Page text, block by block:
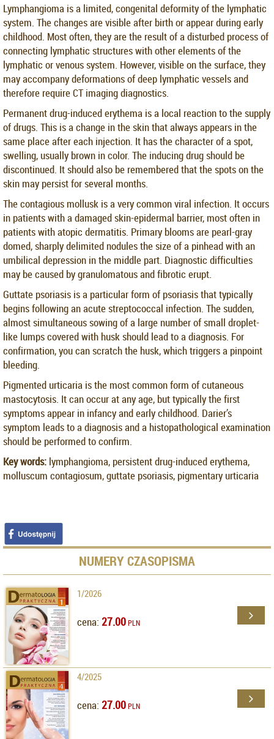
Lymphangioma is a limited, congenital deformity of the lymphatic
system. The changes are visible after birth or appear during early
childhood. Most often, they are the result of a disturbed process of
connecting lymphatic structures with other elements of the
lymphatic or venous system. However, visible on the surface, they
may accompany deformations of deep lymphatic vessels and
therefore require CT imaging diagnostics.
Permanent drug-induced erythema is a local reaction to the supply
of drugs. This is a change in the skin that always appears in the
same place after each injection. It has the character of a spot,
swelling, usually brown in color. The inducing drug should be
discontinued. It should also be remembered that the spots on the
skin may persist for several months.
The contagious mollusk is a very common viral infection. It occurs
in patients with a damaged skin-epidermal barrier, most often in
patients with atopic dermatitis. Primary blooms are pearl-gray
domed, sharply delimited nodules the size of a pinhead with an
umbilical depression in the middle part. Diagnostic difficulties
may be caused by granulomatous and fibrotic erupt.
Guttate psoriasis is a particular form of psoriasis that typically
begins following an acute streptococcal infection. The sudden,
almost simultaneous sowing of a large number of small droplet-
like lumps covered with husk should lead to a diagnosis. For
confirmation, you can scratch the husk, which triggers a pinpoint
bleeding.
Pigmented urticaria is the most common form of cutaneous
mastocytosis. It can occur at any age, but typically the first
symptoms appear in infancy and early childhood. Darier’s
symptom leads to a diagnosis and a histopathological examination
should be performed to confirm.
Key words: lymphangioma, persistent drug-induced erythema,
molluscum contagiosum, guttate psoriasis, pigmentary urticaria
NUMERY CZASOPISMA
1/2026
cena: 27.00PLN
4/2025
cena: 27.00PLN